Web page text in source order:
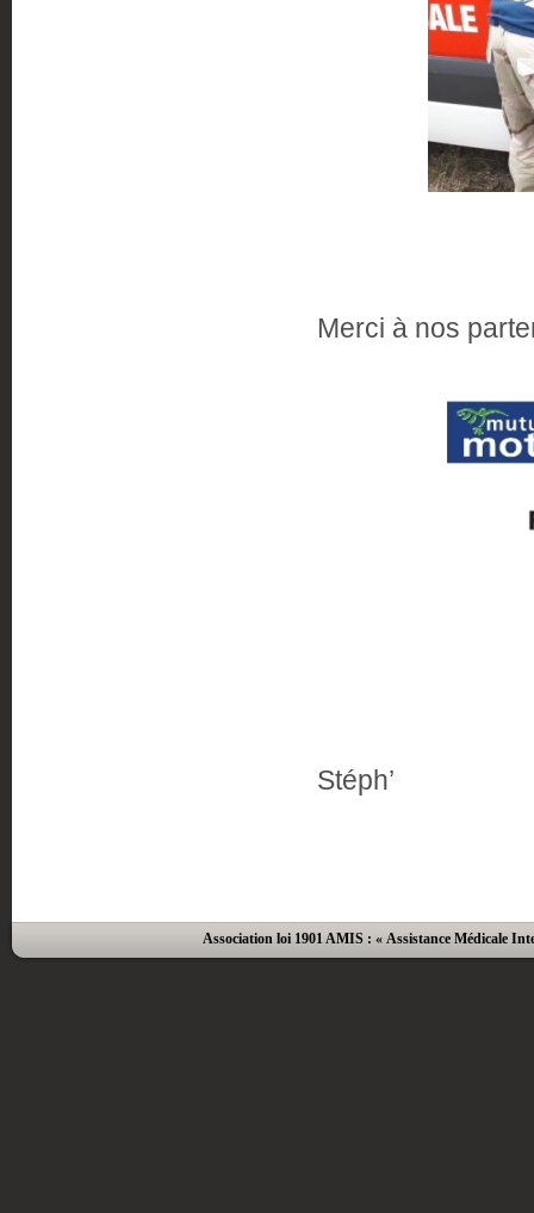
Merci à nos
Stéph’
Association loi 1901 AMIS : « Assistance Médicale